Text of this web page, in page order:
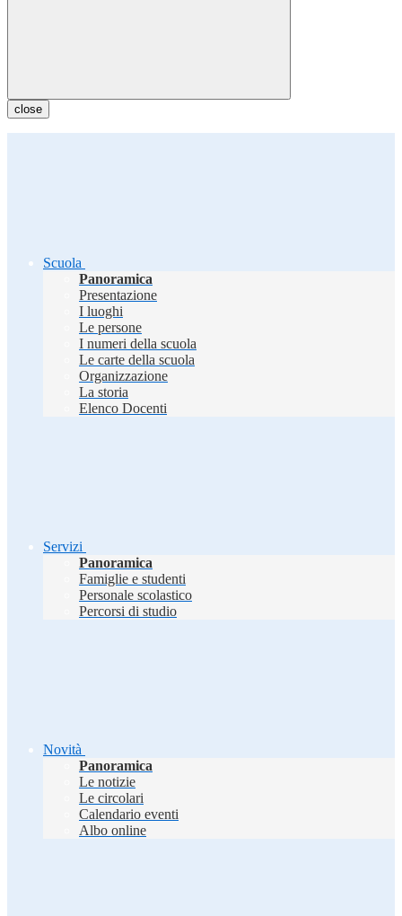
close
Scuola
Panoramica
Presentazione
I luoghi
Le persone
I numeri della scuola
Le carte della scuola
Organizzazione
La storia
Elenco Docenti
Servizi
Panoramica
Famiglie e studenti
Personale scolastico
Percorsi di studio
Novità
Panoramica
Le notizie
Le circolari
Calendario eventi
Albo online